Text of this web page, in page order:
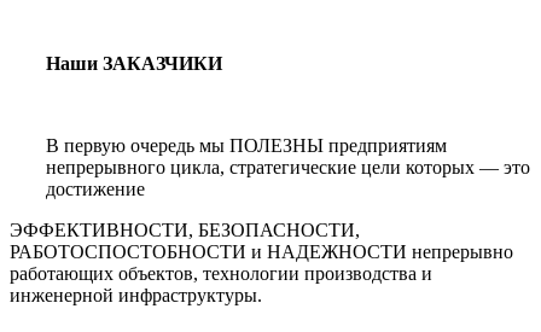
Наши ЗАКАЗЧИКИ
В первую очередь мы ПОЛЕЗНЫ предприятиям
непрерывного цикла, стратегические цели которых — это
достижение
ЭФФЕКТИВНОСТИ, БЕЗОПАСНОСТИ,
РАБОТОСПОСТОБНОСТИ и НАДЕЖНОСТИ непрерывно
работающих объектов, технологии производства и
инженерной инфраструктуры.